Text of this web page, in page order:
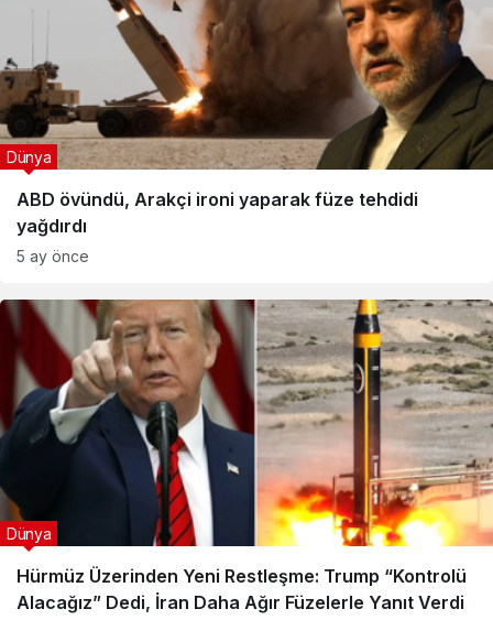
ABD övündü, Arakçi ironi yaparak füze tehdidi
yağdırdı
Dünya
5 ay önce
Hürmüz Üzerinden Yeni Restleşme: Trump “Kontrolü
Alacağız” Dedi, İran Daha Ağır Füzelerle Yanıt Verdi
Dünya